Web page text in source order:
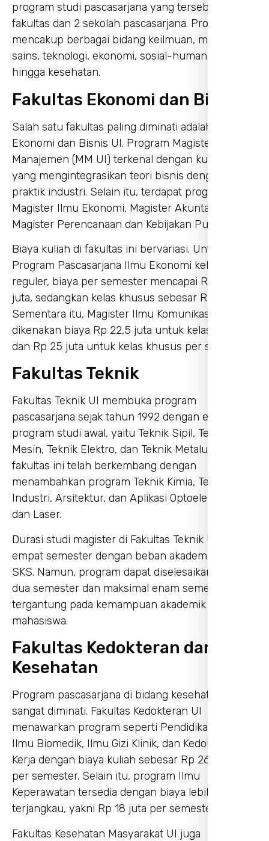
program studi pascasarjana yang tersebar di 14
fakultas dan 2 sekolah pascasarjana. Program ini
mencakup berbagai bidang keilmuan, mulai dari
sains, teknologi, ekonomi, sosial-humaniora,
hingga kesehatan.
Fakultas Ekonomi dan Bisnis
Salah satu fakultas paling diminati adalah Fakultas
Ekonomi dan Bisnis UI. Program Magister
Manajemen (MM UI) terkenal dengan kurikulum
yang mengintegrasikan teori bisnis dengan
praktik industri. Selain itu, terdapat program
Magister Ilmu Ekonomi, Magister Akuntansi, dan
Magister Perencanaan dan Kebijakan Publik.
Biaya kuliah di fakultas ini bervariasi. Untuk
Program Pascasarjana Ilmu Ekonomi kelas
reguler, biaya per semester mencapai Rp 20,5
juta, sedangkan kelas khusus sebesar Rp 27 juta.
Sementara itu, Magister Ilmu Komunikasi
dikenakan biaya Rp 22,5 juta untuk kelas reguler
dan Rp 25 juta untuk kelas khusus per semester.
Fakultas Teknik
Fakultas Teknik UI membuka program
pascasarjana sejak tahun 1992 dengan empat
program studi awal, yaitu Teknik Sipil, Teknik
Mesin, Teknik Elektro, dan Teknik Metalurgi. Kini,
fakultas ini telah berkembang dengan
menambahkan program Teknik Kimia, Teknik
Industri, Arsitektur, dan Aplikasi Optoelektronik
dan Laser.
Durasi studi magister di Fakultas Teknik UI adalah
empat semester dengan beban akademik 40-44
SKS. Namun, program dapat diselesaikan minimal
dua semester dan maksimal enam semester,
tergantung pada kemampuan akademik
mahasiswa.
Fakultas Kedokteran dan
Kesehatan
Program pascasarjana di bidang kesehatan juga
sangat diminati. Fakultas Kedokteran UI
menawarkan program seperti Pendidikan Dokter,
Ilmu Biomedik, Ilmu Gizi Klinik, dan Kedokteran
Kerja dengan biaya kuliah sebesar Rp 26,2 juta
per semester. Selain itu, program Ilmu
Keperawatan tersedia dengan biaya lebih
terjangkau, yakni Rp 18 juta per semester.
Fakultas Kesehatan Masyarakat UI juga